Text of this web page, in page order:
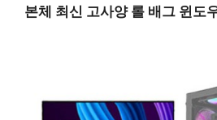
본체 최신 고사양 롤 배그 윈도